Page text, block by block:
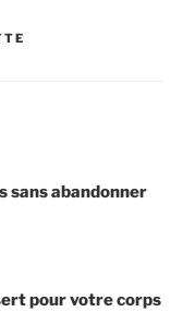
sans abandonner
pour votre corps